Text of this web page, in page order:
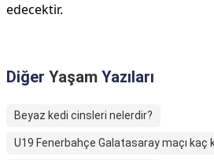
edecektir.
Diğer Yaşam Yazıları
Beyaz kedi cinsleri nelerdir?
U19 Fenerbahçe Galatasaray maçı kaç